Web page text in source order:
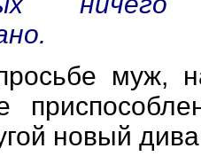
муж,
новый